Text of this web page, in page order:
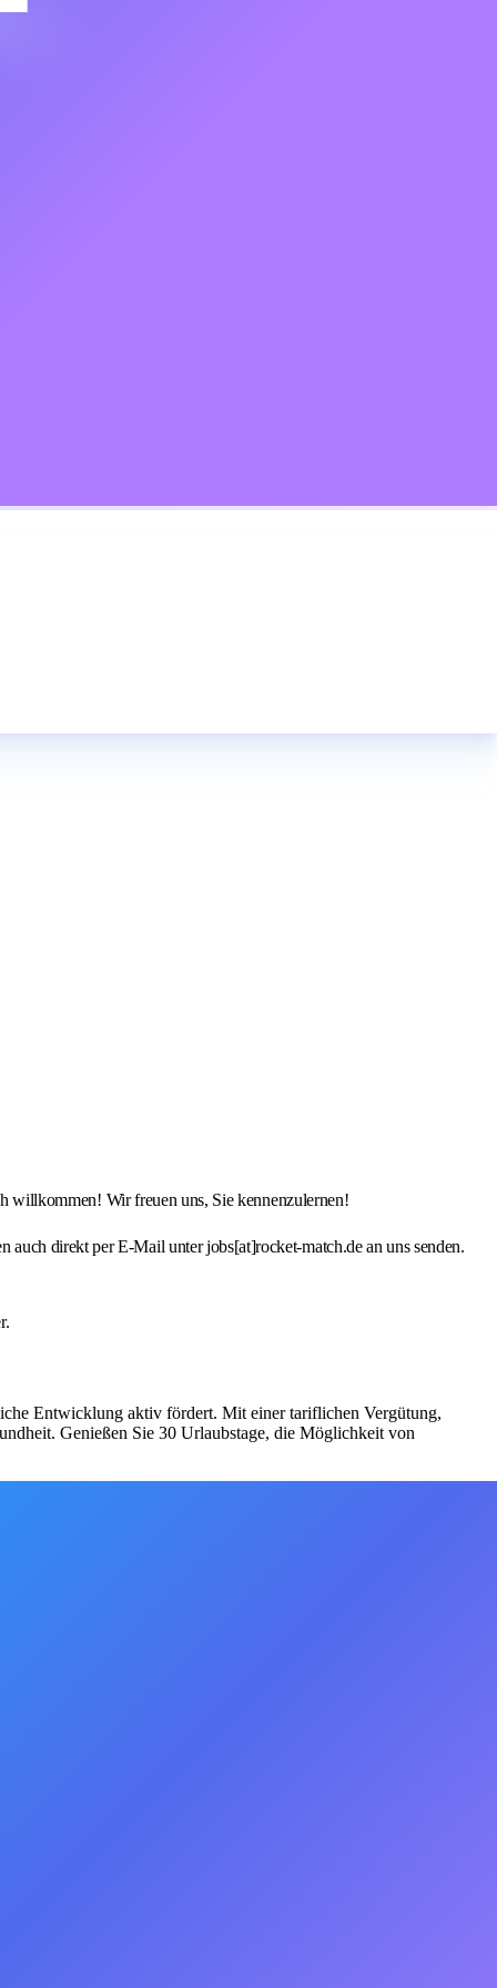
willkommen! Wir freuen uns, Sie kennenzulernen!
auch direkt per E-Mail unter jobs[at]rocket-match.de an uns senden.
Entwicklung aktiv fördert. Mit einer tariflichen Vergütung,
Genießen Sie 30 Urlaubstage, die Möglichkeit von